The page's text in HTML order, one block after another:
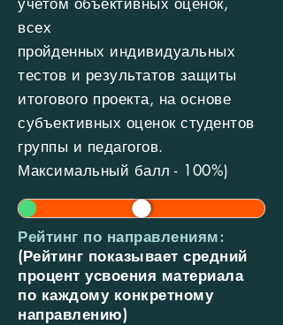
всех
пройденных индивидуальных
тестов и результатов защиты
итогового проекта, на основе
субъективных оценок студентов
группы и педагогов.
Максимальный балл - 100%)
Рейтинг по направлениям:
(Рейтинг показывает средний
процент усвоения материала
по каждому конкретному
направлению)